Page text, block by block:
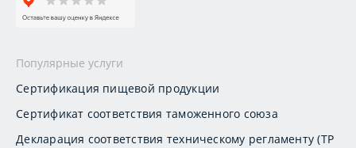
Популярные услуги
Сертификация пищевой продукции
Сертификат соответствия таможенного союза
Декларация соответствия техническому регламенту (ТР